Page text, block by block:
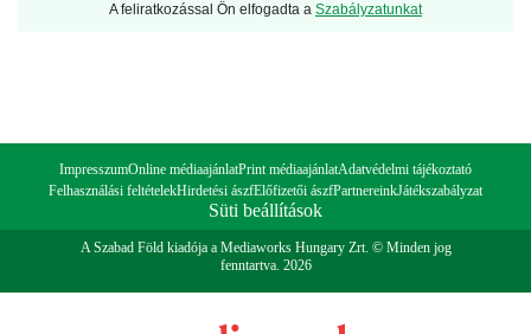
A feliratkozással Ön elfogadta a Szabályzatunkat
ImpresszumOnline médiaajánlatPrint médiaajánlatAdatvédelmi tájékoztató
Felhasználási feltételekHirdetési ászfElőfizetői ászfPartnereinkJátékszabályzat
Süti beállítások
A Szabad Föld kiadója a Mediaworks Hungary Zrt. © Minden jog
fenntartva. 2026